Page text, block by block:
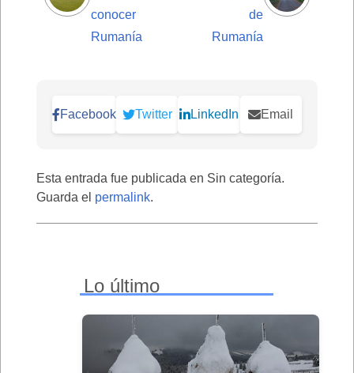
conocer
Rumanía
de
Rumanía
Facebook Twitter LinkedIn Email
Esta entrada fue publicada en Sin categoría.
Guarda el permalink.
Lo último